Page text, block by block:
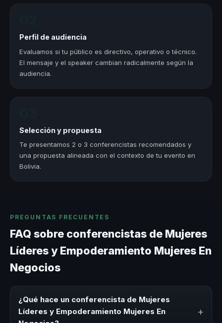
Perfil de audiencia
Evaluamos si tu público es directivo, operativo o técnico.
El mensaje y el speaker cambian radicalmente según la
audiencia.
Selección y propuesta
Te presentamos 2 o 3 conferencistas recomendados y
una propuesta alineada con el contexto de tu evento en
Bolivia.
PREGUNTAS FRECUENTES
FAQ sobre conferencistas de Mujeres
Líderes y Empoderamiento Mujeres En
Negocios
¿Qué hace un conferencista de Mujeres
Líderes y Empoderamiento Mujeres En
+